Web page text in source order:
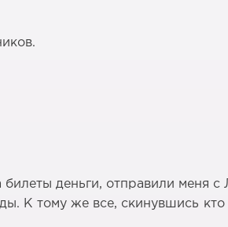
деньги, отправили меня
К тому же все, скинувшись кто